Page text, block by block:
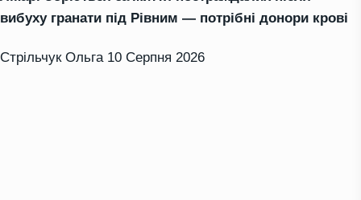
вибуху гранати під Рівним — потрібні донори крові
Стрільчук Ольга 10 Серпня 2026